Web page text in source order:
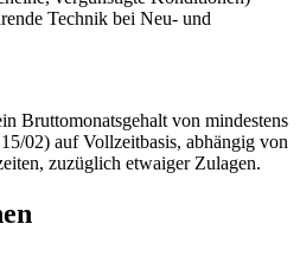
Technik bei Neu- und
Bruttomonatsgehalt von mindestens
02) auf Vollzeitbasis, abhängig von
zuzüglich etwaiger Zulagen.